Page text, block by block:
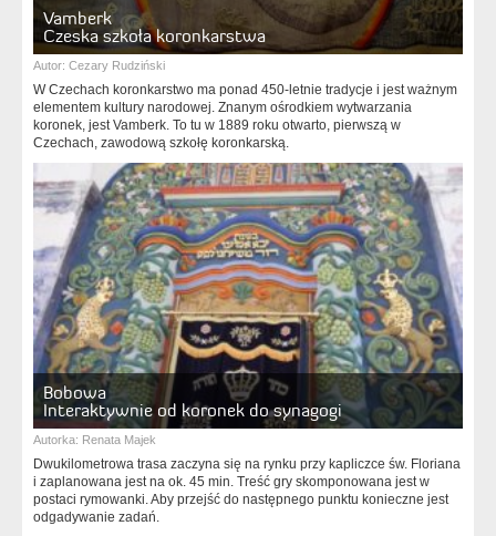
Vamberk
Czeska szkoła koronkarstwa
Autor: Cezary Rudziński
W Czechach koronkarstwo ma ponad 450-letnie tradycje i jest ważnym
elementem kultury narodowej. Znanym ośrodkiem wytwarzania
koronek, jest Vamberk. To tu w 1889 roku otwarto, pierwszą w
Czechach, zawodową szkołę koronkarską.
Bobowa
Interaktywnie od koronek do synagogi
Autorka: Renata Majek
Dwukilometrowa trasa zaczyna się na rynku przy kapliczce św. Floriana
i zaplanowana jest na ok. 45 min. Treść gry skomponowana jest w
postaci rymowanki. Aby przejść do następnego punktu konieczne jest
odgadywanie zadań.